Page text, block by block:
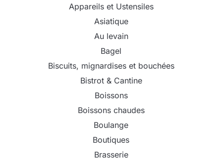
Appareils et Ustensiles
Asiatique
Au levain
Bagel
Biscuits, mignardises et bouchées
Bistrot & Cantine
Boissons
Boissons chaudes
Boulange
Boutiques
Brasserie